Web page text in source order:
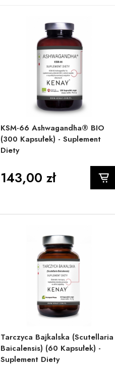
KSM-66 Ashwagandha® BIO
(300 Kapsułek) - Suplement
Diety
143,00 zł
Tarczyca Bajkalska (Scutellaria
Baicalensis) (60 Kapsułek) -
Suplement Diety